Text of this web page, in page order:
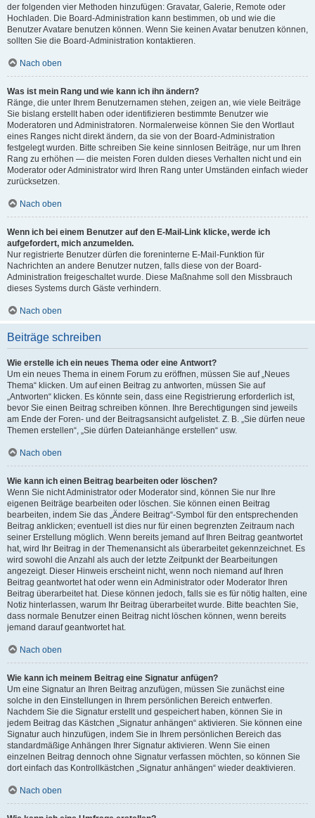
der folgenden vier Methoden hinzufügen: Gravatar, Galerie, Remote oder
Hochladen. Die Board-Administration kann bestimmen, ob und wie die
Benutzer Avatare benutzen können. Wenn Sie keinen Avatar benutzen können,
sollten Sie die Board-Administration kontaktieren.
Nach oben
Was ist mein Rang und wie kann ich ihn ändern?
Ränge, die unter Ihrem Benutzernamen stehen, zeigen an, wie viele Beiträge
Sie bislang erstellt haben oder identifizieren bestimmte Benutzer wie
Moderatoren und Administratoren. Normalerweise können Sie den Wortlaut
eines Ranges nicht direkt ändern, da sie von der Board-Administration
festgelegt wurden. Bitte schreiben Sie keine sinnlosen Beiträge, nur um Ihren
Rang zu erhöhen — die meisten Foren dulden dieses Verhalten nicht und ein
Moderator oder Administrator wird Ihren Rang unter Umständen einfach wieder
zurücksetzen.
Nach oben
Wenn ich bei einem Benutzer auf den E-Mail-Link klicke, werde ich
aufgefordert, mich anzumelden.
Nur registrierte Benutzer dürfen die foreninterne E-Mail-Funktion für
Nachrichten an andere Benutzer nutzen, falls diese von der Board-
Administration freigeschaltet wurde. Diese Maßnahme soll den Missbrauch
dieses Systems durch Gäste verhindern.
Nach oben
Beiträge schreiben
Wie erstelle ich ein neues Thema oder eine Antwort?
Um ein neues Thema in einem Forum zu eröffnen, müssen Sie auf „Neues
Thema“ klicken. Um auf einen Beitrag zu antworten, müssen Sie auf
„Antworten“ klicken. Es könnte sein, dass eine Registrierung erforderlich ist,
bevor Sie einen Beitrag schreiben können. Ihre Berechtigungen sind jeweils
am Ende der Foren- und der Beitragsansicht aufgelistet. Z. B. „Sie dürfen neue
Themen erstellen“, „Sie dürfen Dateianhänge erstellen“ usw.
Nach oben
Wie kann ich einen Beitrag bearbeiten oder löschen?
Wenn Sie nicht Administrator oder Moderator sind, können Sie nur Ihre
eigenen Beiträge bearbeiten oder löschen. Sie können einen Beitrag
bearbeiten, indem Sie das „Ändere Beitrag“-Symbol für den entsprechenden
Beitrag anklicken; eventuell ist dies nur für einen begrenzten Zeitraum nach
seiner Erstellung möglich. Wenn bereits jemand auf Ihren Beitrag geantwortet
hat, wird Ihr Beitrag in der Themenansicht als überarbeitet gekennzeichnet. Es
wird sowohl die Anzahl als auch der letzte Zeitpunkt der Bearbeitungen
angezeigt. Dieser Hinweis erscheint nicht, wenn noch niemand auf Ihren
Beitrag geantwortet hat oder wenn ein Administrator oder Moderator Ihren
Beitrag überarbeitet hat. Diese können jedoch, falls sie es für nötig halten, eine
Notiz hinterlassen, warum Ihr Beitrag überarbeitet wurde. Bitte beachten Sie,
dass normale Benutzer einen Beitrag nicht löschen können, wenn bereits
jemand darauf geantwortet hat.
Nach oben
Wie kann ich meinem Beitrag eine Signatur anfügen?
Um eine Signatur an Ihren Beitrag anzufügen, müssen Sie zunächst eine
solche in den Einstellungen in Ihrem persönlichen Bereich entwerfen.
Nachdem Sie die Signatur erstellt und gespeichert haben, können Sie in
jedem Beitrag das Kästchen „Signatur anhängen“ aktivieren. Sie können eine
Signatur auch hinzufügen, indem Sie in Ihrem persönlichen Bereich das
standardmäßige Anhängen Ihrer Signatur aktivieren. Wenn Sie einen
einzelnen Beitrag dennoch ohne Signatur verfassen möchten, so können Sie
dort einfach das Kontrollkästchen „Signatur anhängen“ wieder deaktivieren.
Nach oben